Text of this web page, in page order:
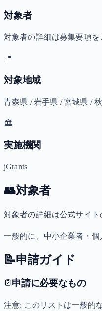
対象者
対象者の詳細は募集要項を
📍
対象地域
青森県 / 岩手県 / 宮城県 /
🏛️
実施機関
jGrants
👥対象者
対象者の詳細は公式サイト
一般的に、中小企業者・個
📝申請ガイド
申請に必要なもの
注意: このリストは一般的